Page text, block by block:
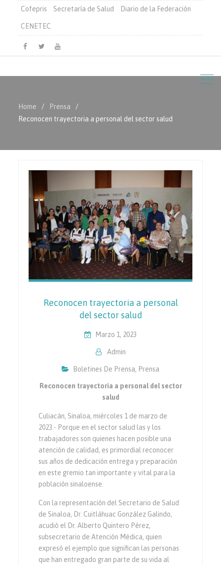
Cofepris Secretaría de Salud Diario de la Federación
CENETEC
Facebook
TwitterYoutube
Home
Prensa
Reconocen trayectoria a personal del sector salud
Reconocen trayectoria a personal
del sector salud
Marzo 1, 2023
Admin
Boletines De Prensa, Prensa
Reconocen trayectoria a personal del sector
salud
Culiacán, Sinaloa, miércoles 1 de marzo de
2023.- Porque en el sector salud las y los
trabajadores son quienes hacen posible una
atención de calidad, es primordial reconocer
sus años de dedicación entrega y preparación
en este gremio tan importante y vital para la
población sinaloense.
Con la representación del Secretario de Salud
de Sinaloa, Dr. Cuitláhuac González Galindo,
acudió el Dr. Alberto Quintero Pérez,
subsecretario de Atención Médica, quien
expresó el ejemplo que significan las personas
que han entregado gran parte de su vida al